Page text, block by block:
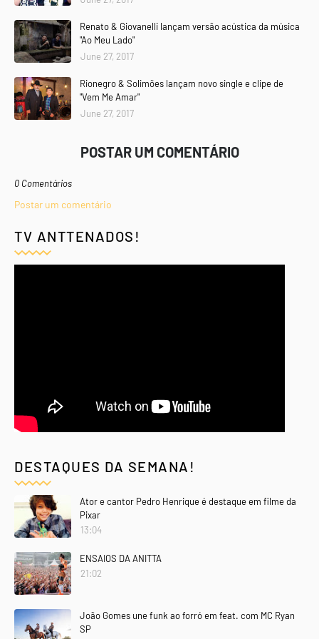
Renato & Giovanelli lançam versão acústica da música
"Ao Meu Lado"
June 27, 2017
Rionegro & Solimões lançam novo single e clipe de
"Vem Me Amar"
June 27, 2017
POSTAR UM COMENTÁRIO
0 Comentários
Postar um comentário
TV ANTTENADOS!
DESTAQUES DA SEMANA!
Ator e cantor Pedro Henrique é destaque em filme da
Pixar
13:04
ENSAIOS DA ANITTA
21:02
João Gomes une funk ao forró em feat. com MC Ryan
SP